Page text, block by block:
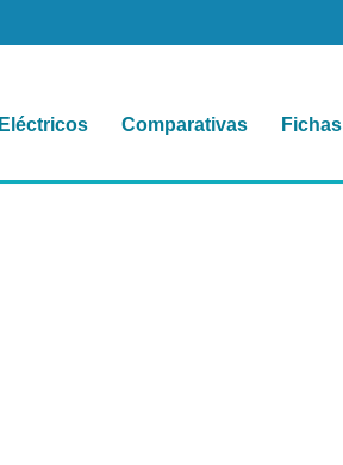
Eléctricos Comparativas Fichas